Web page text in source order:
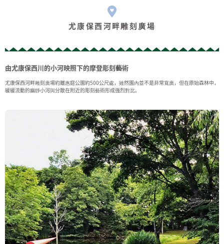
尤康保西河畔雕刻廣場
由尤康保西川的小河映照下的摩登彫刻藝術
尤康保西河畔雕刻廣場約離惠庭公園約500公尺處，雖然園內並不是非常寬廣，但在原始森林中，
緩緩流動的幽靜小河與分散在附近的彫刻藝術形成強烈對比。